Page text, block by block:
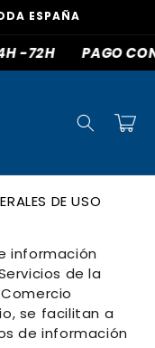
ESPAÑA
PAGO
rr
DE USO
información
de la
se facilitan a
de información